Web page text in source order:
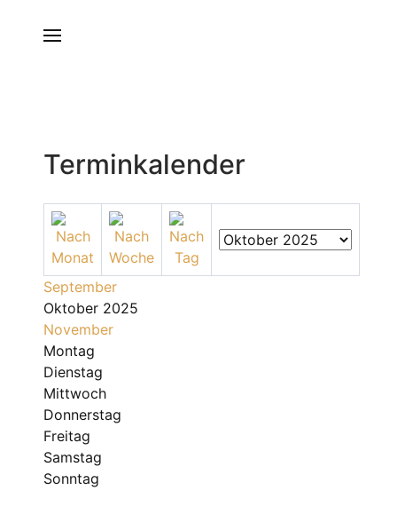
Terminkalender
September
Oktober 2025
November
Montag
Dienstag
Mittwoch
Donnerstag
Freitag
Samstag
Sonntag